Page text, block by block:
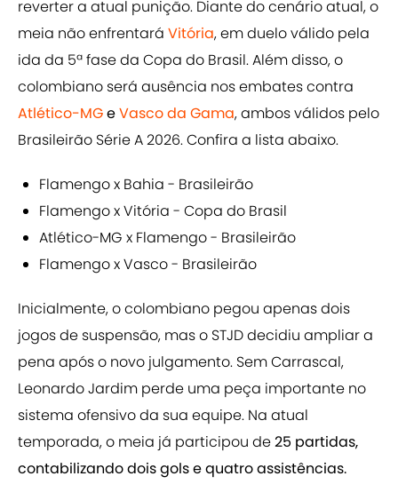
reverter a atual punição. Diante do cenário atual, o
meia não enfrentará Vitória, em duelo válido pela
ida da 5ª fase da Copa do Brasil. Além disso, o
colombiano será ausência nos embates contra
Atlético-MGeVasco da Gama, ambos válidos pelo
Brasileirão Série A 2026. Confira a lista abaixo.
Flamengo x Bahia - Brasileirão
Flamengo x Vitória - Copa do Brasil
Atlético-MG x Flamengo - Brasileirão
Flamengo x Vasco - Brasileirão
Inicialmente, o colombiano pegou apenas dois
jogos de suspensão, mas o STJD decidiu ampliar a
pena após o novo julgamento. Sem Carrascal,
Leonardo Jardim perde uma peça importante no
sistema ofensivo da sua equipe. Na atual
temporada, o meia já participou de25 partidas,
contabilizando dois gols e quatro assistências.